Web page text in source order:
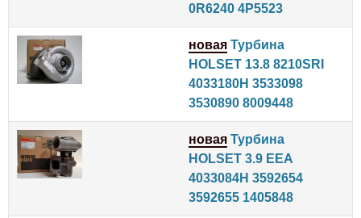
0R6240 4P5523
новая Турбина
HOLSET 13.8 8210SRI
4033180H 3533098
3530890 8009448
новая Турбина
HOLSET 3.9 EEA
4033084H 3592654
3592655 1405848